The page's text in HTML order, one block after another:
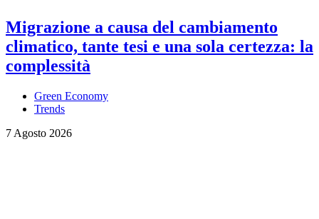
Migrazione a causa del cambiamento
climatico, tante tesi e una sola certezza: la
complessità
Green Economy
Trends
7 Agosto 2026